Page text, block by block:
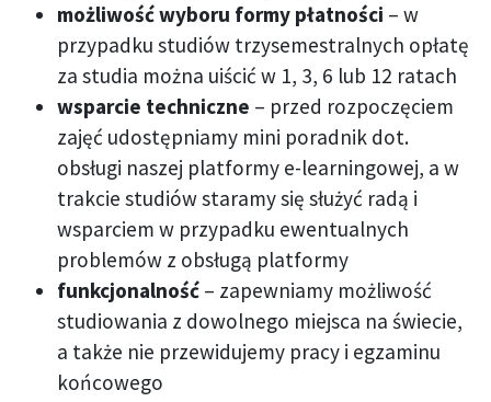
możliwość wyboru formy płatności – w
przypadku studiów trzysemestralnych opłatę
za studia można uiścić w 1, 3, 6 lub 12 ratach
wsparcie techniczne – przed rozpoczęciem
zajęć udostępniamy mini poradnik dot.
obsługi naszej platformy e-learningowej, a w
trakcie studiów staramy się służyć radą i
wsparciem w przypadku ewentualnych
problemów z obsługą platformy
funkcjonalność – zapewniamy możliwość
studiowania z dowolnego miejsca na świecie,
a także nie przewidujemy pracy i egzaminu
końcowego